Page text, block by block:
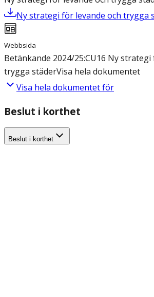
Ny strategi för levande och trygga
Webbsida
Betänkande 2024/25:CU16 Ny
trygga städerVisa hela dokumentet
Visa hela dokumentet för
Beslut i korthet
Beslut i korthet